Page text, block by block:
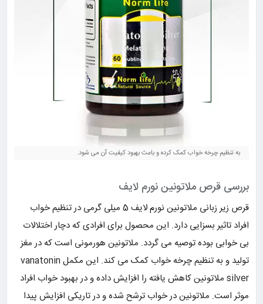
به تنظیم چرخه خواب کمک کرده و باعث بهبود کیفیت آن می شود.
بررسی قرص ملاتونین نورم لایف
قرص زیر زبانی ملاتونین نورم لایف 5 میلی گرمی در تنظیم خواب
افراد تاثیر بسزایی دارد. این محصول برای افرادی که دچار اختلالات
بی خوابی بوده توصیه می گردد. ملاتونین هورمونی است که در مغز
تولید و به تنظیم چرخه خواب کمک می کند. این مکمل vanatonin
silver ملاتونین کاهش یافته را افزایش داده و در بهبود خواب افراد
موثر است. ملاتونین در خواب ترشح شده و در تاریکی افزایش پیدا